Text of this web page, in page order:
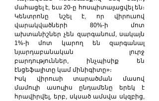
մահացել է, եւս 20-ը հոսպիտալացվել են։
Կենտրոնը նշել է, որ վիրուսով
վարակվածների 80%-ի մոտ
ախտանիշներ չեն զարգանում, սակայն
1%-ի մոտ կարող են զարգանալ
նյարդաբանական լուրջ
բարդություններ, ինչպիսիք են
էնցեֆալիտը կամ մինիգիտը»։
Իսկ վիրուսի տարածման մասով
մամուլի ասուլիս ընդամենը երեկ է
հրավիրվել, երբ, սկսած ամսվա սկզբից,